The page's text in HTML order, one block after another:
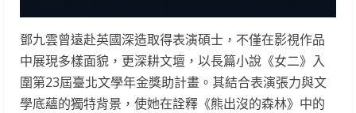
鄧九雲曾遠赴英國深造取得表演碩士，不僅在影視作品
中展現多樣面貌，更深耕文壇，以長篇小說《女二》入
圍第23屆臺北文學年金獎助計畫。其結合表演張力與文
學底蘊的獨特背景，使她在詮釋《熊出沒的森林》中的